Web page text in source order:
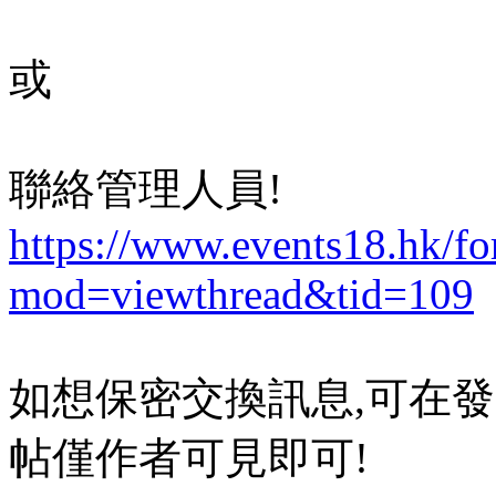
或
聯絡管理人員!
https://www.events18.hk/
mod=viewthread&tid=109
如想保密交換訊息,可在
帖僅作者可見即可!